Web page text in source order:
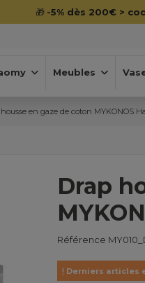
🎁 -5% dès 200€ >
Meubles
en gaze de coton MYKONOS
Drap
Référence
Derniers articles